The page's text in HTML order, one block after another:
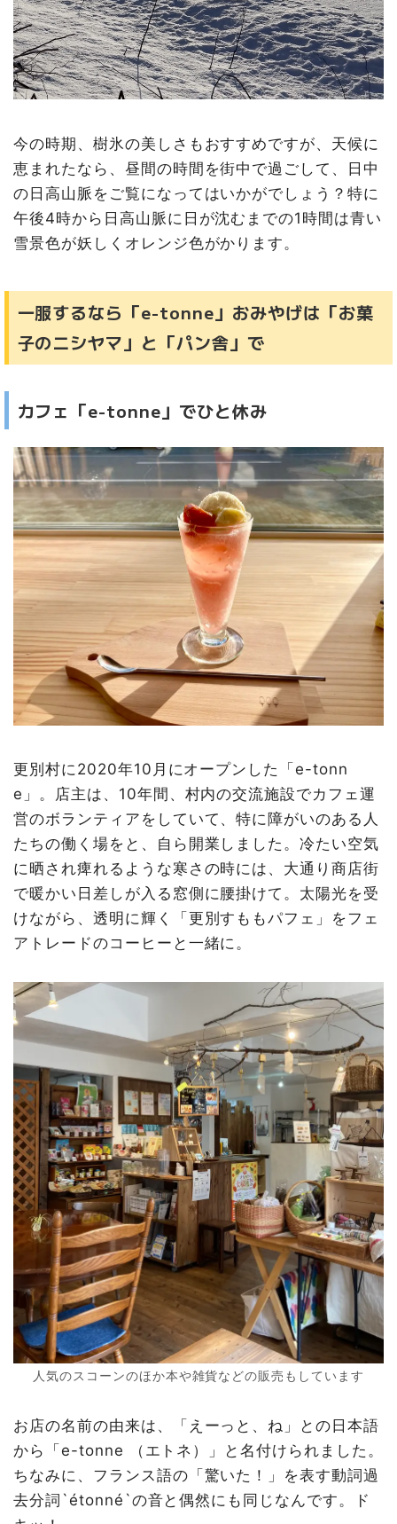
今の時期、樹氷の美しさもおすすめですが、天候に
恵まれたなら、昼間の時間を街中で過ごして、日中
の日高山脈をご覧になってはいかがでしょう？特に
午後4時から日高山脈に日が沈むまでの1時間は青い
雪景色が妖しくオレンジ色がかります。
一服するなら「e-tonne」おみやげは「お菓
子のニシヤマ」と「パン舎」で
カフェ「e-tonne」でひと休み
更別村に2020年10月にオープンした「e-tonn
e」。店主は、10年間、村内の交流施設でカフェ運
営のボランティアをしていて、特に障がいのある人
たちの働く場をと、自ら開業しました。冷たい空気
に晒され痺れるような寒さの時には、大通り商店街
で暖かい日差しが入る窓側に腰掛けて。太陽光を受
けながら、透明に輝く「更別すももパフェ」をフェ
アトレードのコーヒーと一緒に。
人気のスコーンのほか本や雑貨などの販売もしています
お店の名前の由来は、「えーっと、ね」との日本語
から「e-tonne （エトネ）」と名付けられました。
ちなみに、フランス語の「驚いた！」を表す動詞過
去分詞`étonné`の音と偶然にも同じなんです。ド